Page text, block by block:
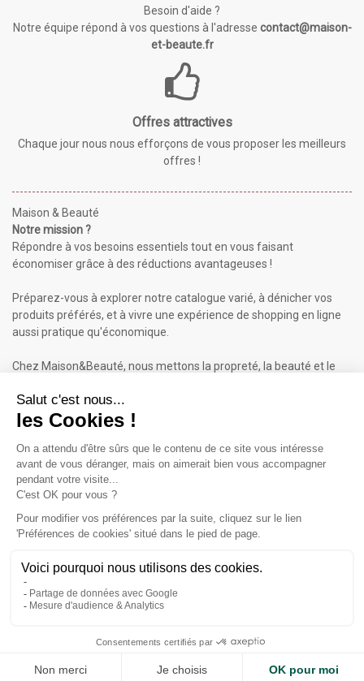
Besoin d'aide ?
Notre équipe répond à vos questions à l'adresse contact@maison-
et-beaute.fr
Offres attractives
Chaque jour nous nous efforçons de vous proposer les meilleurs
offres !
Maison & Beauté
Notre mission ?
Répondre à vos besoins essentiels tout en vous faisant
économiser grâce à des réductions avantageuses !
Préparez-vous à explorer notre catalogue varié, à dénicher vos
produits préférés, et à vivre une expérience de shopping en ligne
aussi pratique qu'économique.
Chez Maison&Beauté, nous mettons la propreté, la beauté et le
Maison & Beauté : Informations
À propos de nous
Conditions générales de vente (CGV)
Plan du site
Contactez-nous
Cliquez-ici pour modifier vos préférences en matière de cookies
Inscrivez-vous à notre Newsletter
Valable sur votre 1ère commande dès 50€ d'achat.